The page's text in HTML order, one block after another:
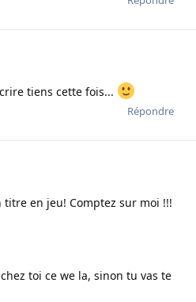
tiens cette fois...
Répondre
en jeu! Comptez sur moi !!!
toi ce we la, sinon tu vas te